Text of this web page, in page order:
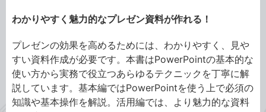
わかりやすく魅力的なプレゼン資料が作れる！
プレゼンの効果を高めるためには、わかりやすく、見や
すい資料作成が必要です。本書はPowerPointの基本的な
使い方から実務で役立つあらゆるテクニックを丁寧に解
説しています。基本編ではPowerPointを使う上で必須の
知識や基本操作を解説。活用編では、より魅力的な資料